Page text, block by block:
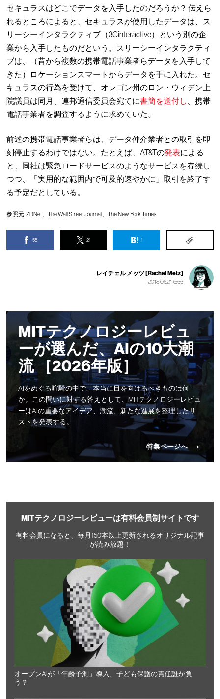
セキュラスはどこでデータを入手したのだろうか？ 伝えら
れるところによると、セキュラスが使用したデータは、ス
リーシーインタラクティブ（3Cinteractive）という別の企
業から入手したものだという。スリーシーインタラクティ
ブは、（昔から複数の携帯電話事業者らデータを入手して
きた）ロケーションスマートからデータを手に入れた。セ
キュラスの行為を受けて、オレゴン州のロン・ウィデン上
院議員は同月、連邦通信委員会宛てに書簡を送付し
、携帯
電話事業者を調査するように求めていた。
前述の携帯電話事業者らは、データ仲介業者との取引を即
刻停止するわけではない。たとえば、AT&Tの発表による
と、同社は緊急ロードサービスのようなサービスを存続し
つつ、「実用的な範囲内で可及的速やかに」取引を終了す
る予定だとしている。
参照元:ZDNet、The Wall Street Journal 、The New York Times
55 21 1
レイチェル メッツ [Rachel Metz]
2018.06.21, 6:55
MITテクノロジーレビュ
ーが選んだ、AIの10大潮
流 ［2026年版］
AIをめぐる喧騒の中で、本当に目を向けるべきものは何
か。この問いに対する答えとして、MITテクノロジーレビュ
ーはAIの重要なアイデア、潮流、新たな進展を整理したリ
ストを発表する。
特集ページへ
MITテクノロジーレビューは有料会員制サイトです
有料会員になると、毎月150本以上更新されるオリジナル記事
が読み放題！
オープンAIが「年齢予測」導入、子ども保護の責任誰が負
う？